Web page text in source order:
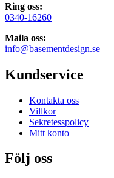
Ring oss:
0340-16260
Maila oss:
info@basementdesign.se
Kundservice
Kontakta oss
Villkor
Sekretesspolicy
Mitt konto
Följ oss